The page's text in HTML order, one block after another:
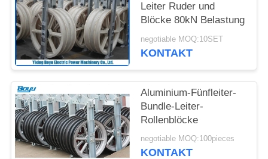
Leiter Ruder und
Blöcke 80kN Belastung
negotiable MOQ:10SET
KONTAKT
Aluminium-Fünfleiter-
Bundle-Leiter-
Rollenblöcke
negotiable MOQ:100pieces
KONTAKT